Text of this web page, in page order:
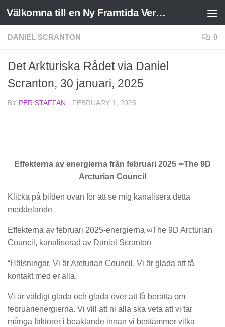
Skip to content Välkomna till en Ny Framtida Verklighet
DANIEL SCRANTON 0
Det Arkturiska Rådet via Daniel
Scranton, 30 januari, 2025
BY PER STAFFAN · FEBRUARY 1, 2025
Effekterna av energierna från februari 2025 ∞The 9D
Arcturian Council
Klicka på bilden ovan för att se mig kanalisera detta
meddelande
Effekterna av februari 2025-energierna ∞The 9D Arcturian
Council, kanaliserad av Daniel Scranton
“Hälsningar. Vi är Arcturian Council. Vi är glada att få
kontakt med er alla.
Vi är väldigt glada och glada över att få berätta om
februarienergierna. Vi vill att ni alla ska veta att vi tar
många faktorer i beaktande innan vi bestämmer vilka